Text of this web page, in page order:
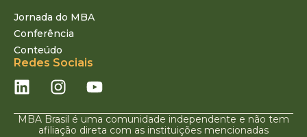
Jornada do MBA
Conferência
Conteúdo
Redes Sociais
MBA Brasil é uma comunidade independente e não tem
afiliação direta com as instituições mencionadas